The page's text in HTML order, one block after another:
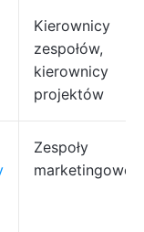
Kierownicy
zespołów,
kierownicy
projektów
Zespoły
marketingowe